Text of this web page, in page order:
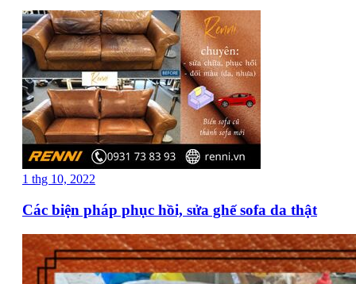
1 thg 10, 2022
Các biện pháp phục hồi, sửa ghế sofa da thật